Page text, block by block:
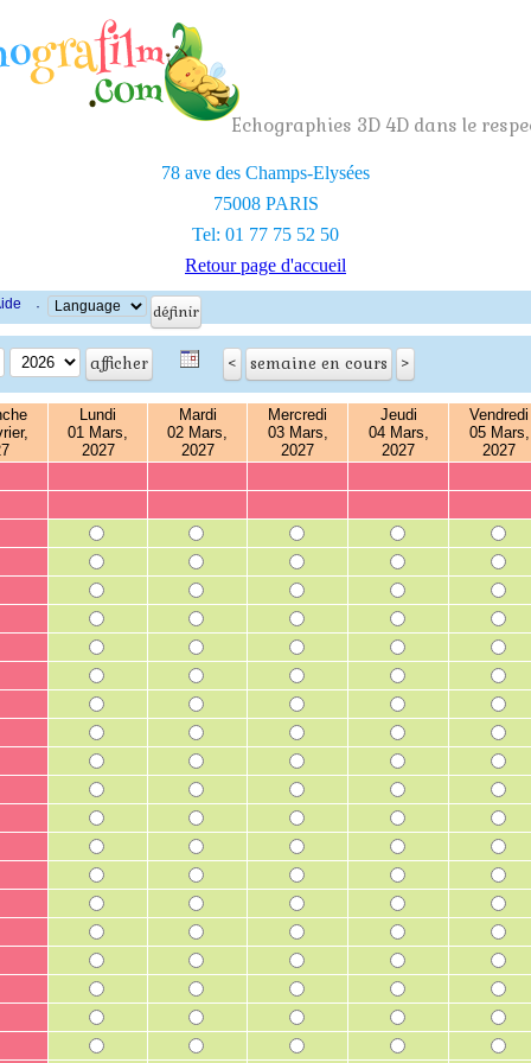
Echographies 3D 4D dans le
78 ave des Champs-Elysées
75008 PARIS
Tel: 01 77 75 52 50
Retour page d'accueil
·
Lundi
01 Mars,
2027
Mardi
02 Mars,
2027
Mercredi
03 Mars,
2027
Jeudi
04 Mars,
2027
Vendredi
05 Mars,
2027